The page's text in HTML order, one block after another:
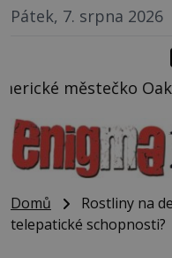
Pátek, 7. srpna 2026
se z nebe
Domů
Rostliny na
telepatické schopnosti?